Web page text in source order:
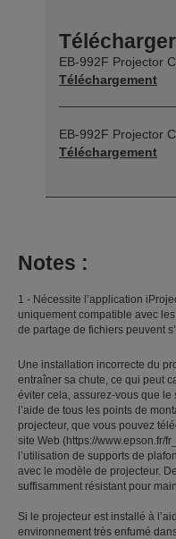
EB-992F Projector
Téléchargement
EB-992F Projector
Téléchargement
Notes :
1 - Nécessite l’application
uniquement compatible avec
de partage de fichiers peuvent
Une installation incorrecte du
entraîner sa chute, ce qui peut
éviter cela, assurez-vous que
l’aide de tous les points de
projecteur, que vous pouvez
site Web (https://www.epson.fr/
l’utilisation de supports de
avec le modèle de projecteur.
suffisamment résistant pour
Si le projecteur est installé à
environnement très enfumé